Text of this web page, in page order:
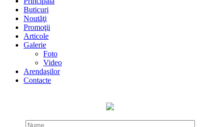
Buticuri
Noutăţi
Promoţii
Articole
Galerie
Foto
Video
Arendaşilor
Contacte